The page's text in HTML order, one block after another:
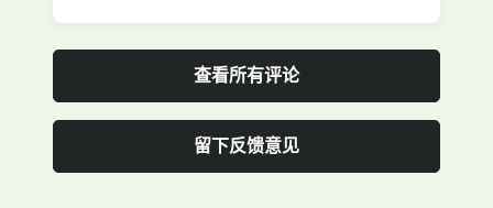
查看所有评论
留下反馈意见